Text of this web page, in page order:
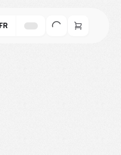
FR